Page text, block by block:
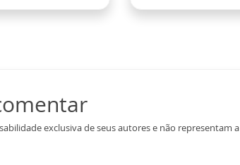
exclusiva de seus autores e não representam a